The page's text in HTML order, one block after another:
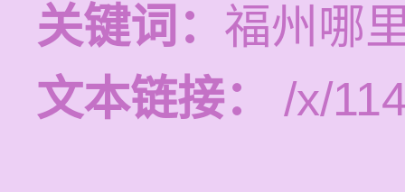
关键词： 福州哪
文本链接：
/x/